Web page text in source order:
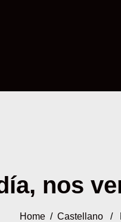
nos
Home / Castellano /